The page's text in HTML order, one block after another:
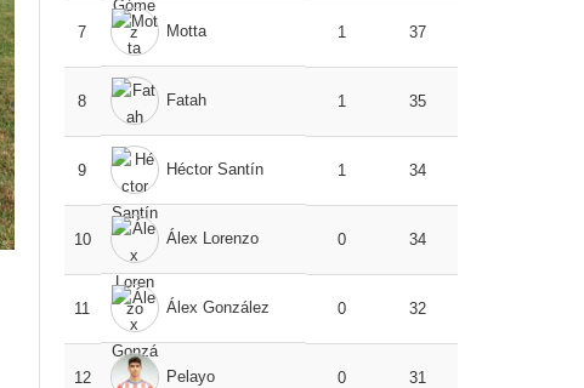
7 Motta 1 37
8 Fatah 1 35
9 Héctor Santín 1 34
10 Álex Lorenzo 0 34
11 Álex González 0 32
12 Pelayo 0 31